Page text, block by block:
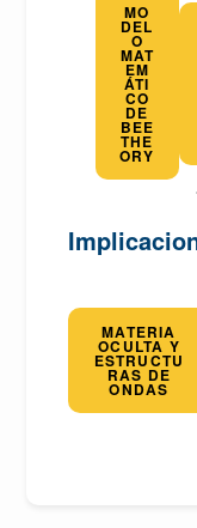
MO
DEL
O
MAT
EM
ÁTI
CO
DE
BEE
THE
ORY
MATERIA
OCULTA Y
ESTRUCTU
RAS DE
ONDAS